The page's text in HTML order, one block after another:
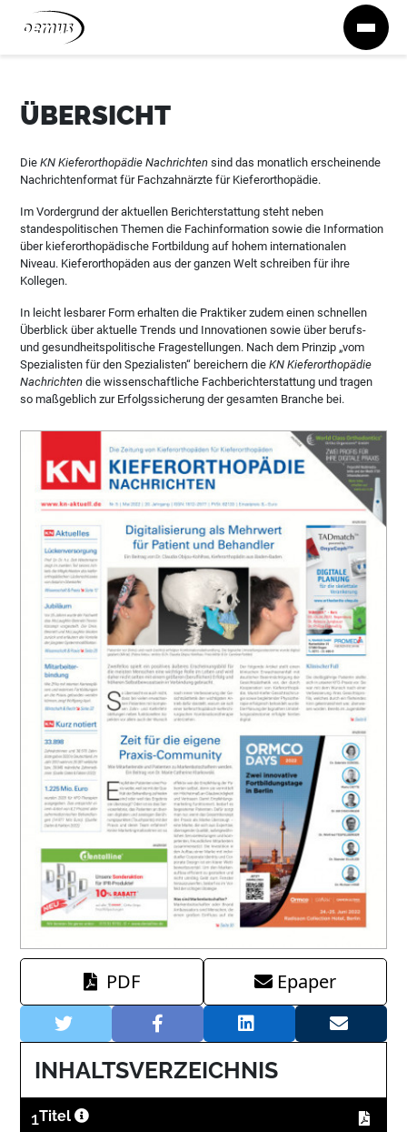
Zum Inhalt springen
ÜBERSICHT
DieKN Kieferorthopädie Nachrichten sind das monatlich erscheinende
Nachrichtenformat für Fachzahnärzte für Kieferorthopädie.
Im Vordergrund der aktuellen Berichterstattung steht neben
standespolitischen Themen die Fachinformation sowie die Information
über kieferorthopädische Fortbildung auf hohem internationalen
Niveau. Kieferorthopäden aus der ganzen Welt schreiben für ihre
Kollegen.
In leicht lesbarer Form erhalten die Praktiker zudem einen schnellen
Überblick über aktuelle Trends und Innovationen sowie über berufs-
und gesundheitspolitische Fragestellungen. Nach dem Prinzip „vom
Spezialisten für den Spezialisten“ bereichern dieKN Kieferorthopädie
Nachrichten die wissenschaftliche Fachberichterstattung und tragen
so maßgeblich zur Erfolgssicherung der gesamten Branche bei.
PDF Epaper
INHALTSVERZEICHNIS
1Titel